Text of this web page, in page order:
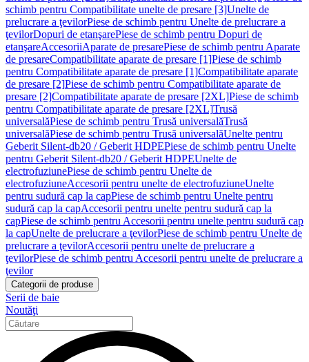
schimb pentru Compatibilitate unelte de presare [3]Unelte de
prelucrare a ţevilorPiese de schimb pentru Unelte de prelucrare a
ţevilorDopuri de etanşarePiese de schimb pentru Dopuri de
etanşareAccesoriiAparate de presarePiese de schimb pentru Aparate
de presareCompatibilitate aparate de presare [1]Piese de schimb
pentru Compatibilitate aparate de presare [1]Compatibilitate aparate
de presare [2]Piese de schimb pentru Compatibilitate aparate de
presare [2]Compatibilitate aparate de presare [2XL]Piese de schimb
pentru Compatibilitate aparate de presare [2XL]Trusă
universalăPiese de schimb pentru Trusă universalăTrusă
universalăPiese de schimb pentru Trusă universalăUnelte pentru
Geberit Silent-db20 / Geberit HDPEPiese de schimb pentru Unelte
pentru Geberit Silent-db20 / Geberit HDPEUnelte de
electrofuziunePiese de schimb pentru Unelte de
electrofuziuneAccesorii pentru unelte de electrofuziuneUnelte
pentru sudură cap la capPiese de schimb pentru Unelte pentru
sudură cap la capAccesorii pentru unelte pentru sudură cap la
capPiese de schimb pentru Accesorii pentru unelte pentru sudură cap
la capUnelte de prelucrare a ţevilorPiese de schimb pentru Unelte de
prelucrare a ţevilorAccesorii pentru unelte de prelucrare a
ţevilorPiese de schimb pentru Accesorii pentru unelte de prelucrare a
ţevilor
Categorii de produse
Serii de baie
Noutăţi